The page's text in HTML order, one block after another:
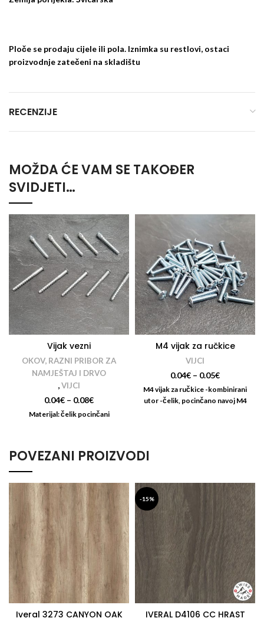
Ploče se prodaju cijele ili pola. Iznimka su restlovi, ostaci
proizvodnje zatečeni na skladištu
RECENZIJE
MOŽDA ĆE VAM SE TAKOĐER
SVIDJETI…
Vijak vezni
OKOV, RAZNI PRIBOR ZA
NAMJEŠTAJ I DRVO
,VIJCI
0.04€ – 0.08€
Materijal: čelik pocinčani
M4 vijak za ručkice
VIJCI
0.04€ – 0.05€
M4 vijak za ručkice -kombinirani
utor -čelik, pocinčano navoj M4
POVEZANI PROIZVODI
Iveral 3273 CANYON OAK
-15%
IVERAL D4106 CC HRAST